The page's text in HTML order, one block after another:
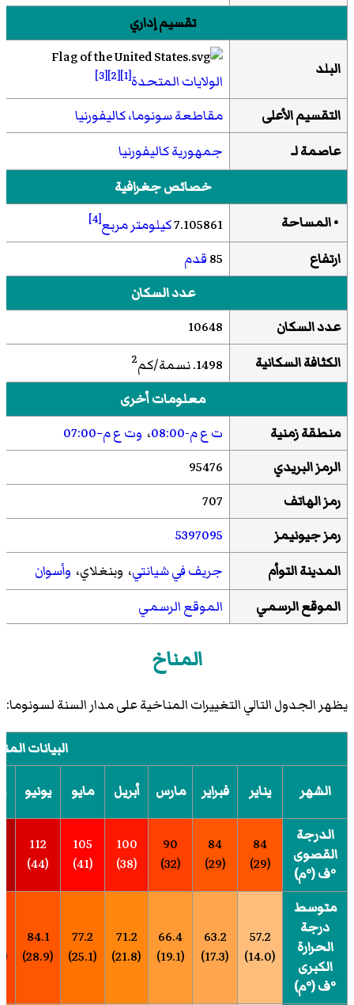
تقسيم إداري
البلد
الولايات المتحدة[1]
[2]
[3]
التقسيم الأعلى
مقاطعة سونوما، كاليفورنيا
عاصمة لـ
جمهورية كاليفورنيا
خصائص جغرافية
• المساحة
7.105861كيلومتر مربع[4]
ارتفاع 85قدم
عدد السكان
عدد السكان
10648
الكثافة السكانية
1498. نسمة/كم 2
معلومات أخرى
منطقة زمنية
ت ع م-08:00 ، وت ع م−07:00
الرمز البريدي
95476
رمز الهاتف
707
رمز جيونيمز
5397095
المدينة التوأم
جريف في شيانتي، وبنغلاي، وأسوان
الموقع الرسمي
الموقع الرسمي
المناخ
يظهر الجدول التالي التغييرات المناخية على مدار السنة لسونوما:
البيانات
الشهر يناير فبراير مارس أبريل مايو يونيو
الدرجة
القصوى
°ف (°م)
84
(29)
84
(29)
90
(32)
100
(38)
105
(41)
112
(44)
متوسط
درجة
الحرارة
الكبرى
°ف (°م)
57.2
(14.0)
63.2
(17.3)
66.4
(19.1)
71.2
(21.8)
77.2
(25.1)
84.1
(28.9)
(31.4)